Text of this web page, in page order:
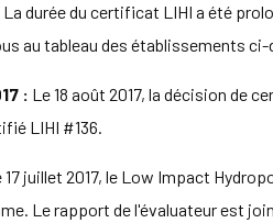
La durée du certificat LIHI a été
au tableau des établissements
: Le 18 août 2017, la décision de
LIHI #136.
17 juillet 2017, le Low Impact
Le rapport de l'évaluateur est